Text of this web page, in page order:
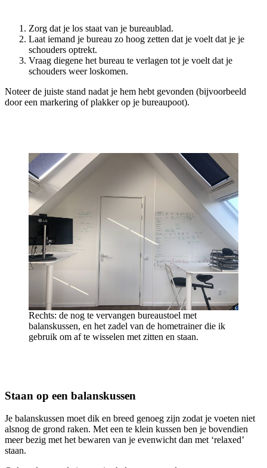
Zorg dat je los staat van je bureaublad.
Laat iemand je bureau zo hoog zetten dat je voelt dat je je
schouders optrekt.
Vraag diegene het bureau te verlagen tot je voelt dat je
schouders weer loskomen.
Noteer de juiste stand nadat je hem hebt gevonden (bijvoorbeeld
door een markering of plakker op je bureaupoot).
Rechts: de nog te vervangen bureaustoel met
balanskussen, en het zadel van de hometrainer die ik
gebruik om af te wisselen met zitten en staan.
Staan op een balanskussen
Je balanskussen moet dik en breed genoeg zijn zodat je voeten niet
alsnog de grond raken. Met een te klein kussen ben je bovendien
meer bezig met het bewaren van je evenwicht dan met ‘relaxed’
staan.